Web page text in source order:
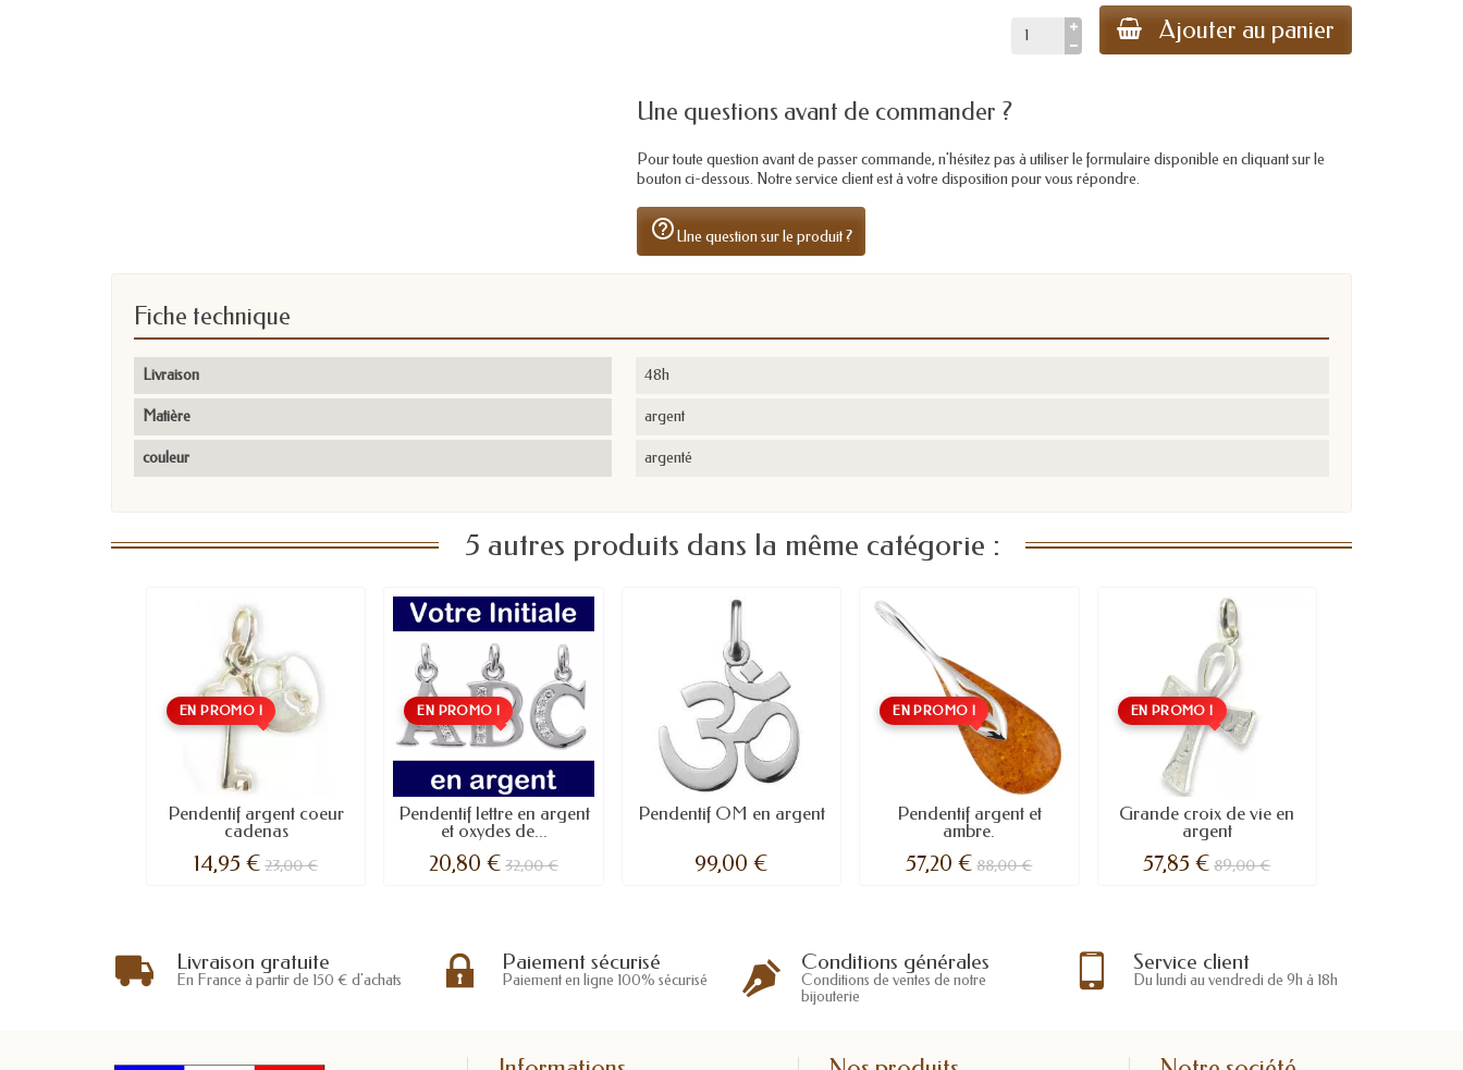
Ajouter au panier
Une questions avant de commander ?
Pour toute question avant de passer commande, n'hésitez pas à utiliser le formulaire disponible en cliquant sur le
bouton ci-dessous. Notre service client est à votre disposition pour vous répondre.
help_outlineUne question sur le produit ?
Fiche technique
Livraison 48h
Matière argent
couleur argenté
5 autres produits dans la même catégorie :
EN PROMO !
Pendentif argent coeur
cadenas
14,95 € 23,00 €
EN PROMO !
Pendentif lettre en argent
et oxydes de...
20,80 € 32,00 €
Pendentif OM en argent
99,00 €
EN PROMO !
Pendentif argent et
ambre.
57,20 € 88,00 €
EN PROMO !
Grande croix de vie en
argent
57,85 € 89,00 €
Livraison gratuite
En France à partir de 150 € d'achats
Paiement sécurisé
Paiement en ligne 100% sécurisé
Conditions générales
Conditions de ventes de notre
bijouterie
Service client
Du lundi au vendredi de 9h à 18h